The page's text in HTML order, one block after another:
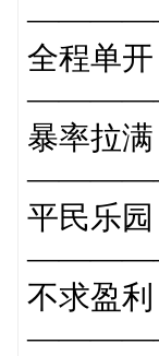
全程单
暴率拉
平民乐
不求盈